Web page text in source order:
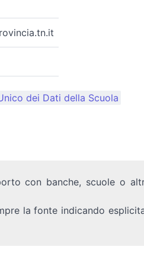
dei Dati della Scuola
con banche, scuole o
la fonte indicando